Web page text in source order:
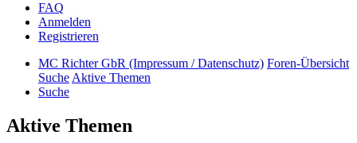
FAQ
Anmelden
Registrieren
MC Richter GbR (Impressum / Datenschutz) Foren-Übersicht
SucheAktive Themen
Suche
Aktive Themen